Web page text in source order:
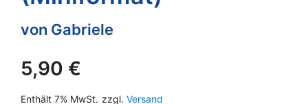
von Gabriele
5,90 €
Enthält 7% MwSt. zzgl. Versand